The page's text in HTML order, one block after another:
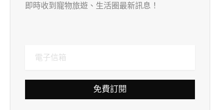
即時收到寵物旅遊、生活圈最新訊息！
免費訂閱